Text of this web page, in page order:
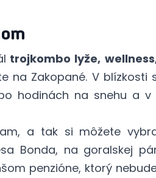
trojkombo lyže,
Zakopané. V blízkosti
hodinách na snehu a v
a tak si môžete
Bonda, na goralskej
penzióne, ktorý